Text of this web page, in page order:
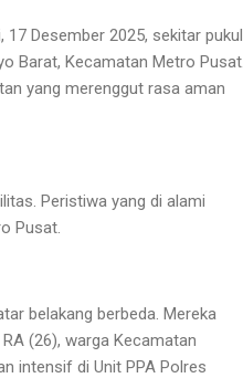
Desember 2025, sekitar pukul
Barat, Kecamatan Metro Pusat.
yang merenggut rasa aman
Peristiwa yang di alami
Pusat.
belakang berbeda. Mereka
(26), warga Kecamatan
intensif di Unit PPA Polres